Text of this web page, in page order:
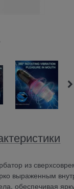
из
выраженным
обеспечивая